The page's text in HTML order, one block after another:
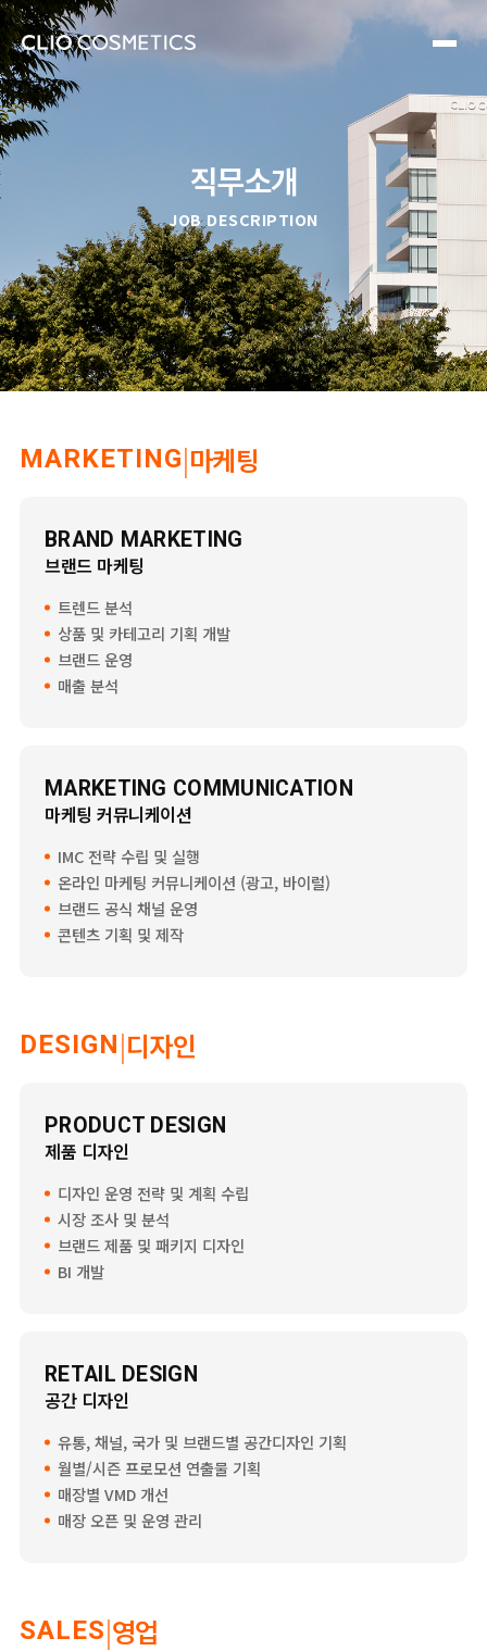
직무소개
JOB DESCRIPTION
MARKETING|마케팅
BRAND MARKETING
브랜드 마케팅
트렌드 분석
상품 및 카테고리 기획 개발
브랜드 운영
매출 분석
MARKETING COMMUNICATION
마케팅 커뮤니케이션
IMC 전략 수립 및 실행
온라인 마케팅 커뮤니케이션 (광고, 바이럴)
브랜드 공식 채널 운영
콘텐츠 기획 및 제작
DESIGN|디자인
PRODUCT DESIGN
제품 디자인
디자인 운영 전략 및 계획 수립
시장 조사 및 분석
브랜드 제품 및 패키지 디자인
BI 개발
RETAIL DESIGN
공간 디자인
유통, 채널, 국가 및 브랜드별 공간디자인 기획
월별/시즌 프로모션 연출물 기획
매장별 VMD 개선
매장 오픈 및 운영 관리
SALES|영업